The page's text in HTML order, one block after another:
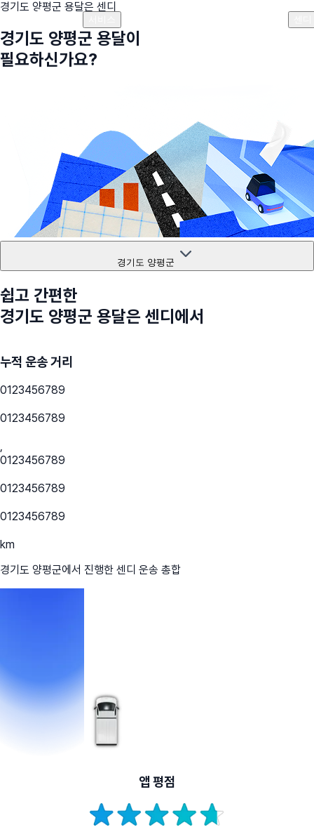
경기도 양평군 용달은 센디
경기도 양평군 용달이
필요하신가요?
경기도 양평군
쉽고 간편한
경기도 양평군 용달은 센디에서
누적 운송 거리
0123456789
0123456789
,
0123456789
0123456789
0123456789
km
경기도 양평군에서 진행한 센디 운송 총합
앱 평점